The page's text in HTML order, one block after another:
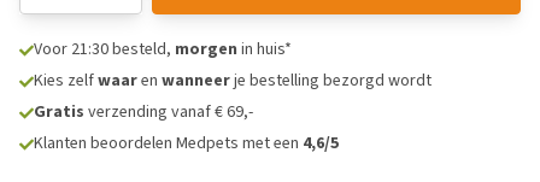
Voor 21:30 besteld, morgen in huis*
Kies zelfwaaren wanneerje bestelling bezorgd wordt
Gratis verzending vanaf € 69,-
Klanten beoordelen Medpets met een 4,6/5